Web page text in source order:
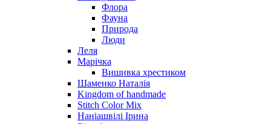
Флора
Фауна
Природа
Люди
Леля
Марічка
Вишивка хрестиком
Шаменко Наталія
Kingdom of handmade
Stitch Color Mix
Наніашвілі Ірина